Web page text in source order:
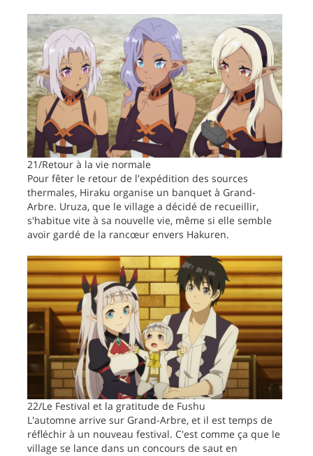
21/Retour à la vie normale
Pour fêter le retour de l'expédition des sources
thermales, Hiraku organise un banquet à Grand-
Arbre. Uruza, que le village a décidé de recueillir,
s'habitue vite à sa nouvelle vie, même si elle semble
avoir gardé de la rancœur envers Hakuren.
22/Le Festival et la gratitude de Fushu
L'automne arrive sur Grand-Arbre, et il est temps de
réfléchir à un nouveau festival. C'est comme ça que le
village se lance dans un concours de saut en